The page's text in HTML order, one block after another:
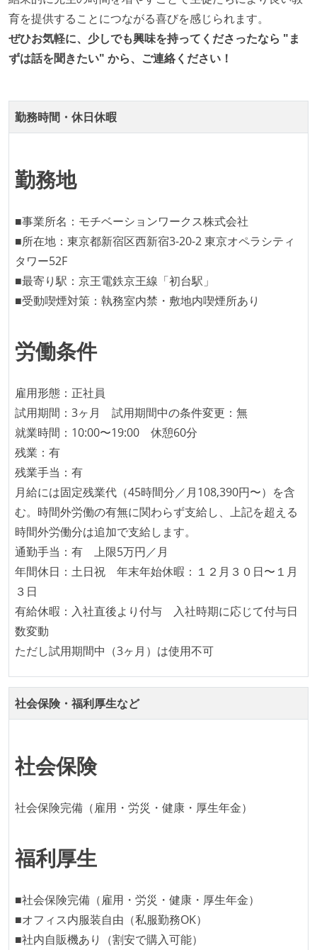
育を提供することにつながる喜びを感じられます。
ぜひお気軽に、少しでも興味を持ってくださったなら "ま
ずは話を聞きたい" から、ご連絡ください！
勤務時間・休日休暇
勤務地
■事業所名：モチベーションワークス株式会社
■所在地：東京都新宿区西新宿3-20-2 東京オペラシティ
タワー52F
■最寄り駅：京王電鉄京王線「初台駅」
■受動喫煙対策：執務室内禁・敷地内喫煙所あり
労働条件
雇用形態：正社員
試用期間：3ヶ月 試用期間中の条件変更：無
就業時間：10:00〜19:00 休憩60分
残業：有
残業手当：有
月給には固定残業代（45時間分／月108,390円〜）を含
む。時間外労働の有無に関わらず支給し、上記を超える
時間外労働分は追加で支給します。
通勤手当：有 上限5万円／月
年間休日：土日祝 年末年始休暇：１２月３０日〜１月
３日
有給休暇：入社直後より付与 入社時期に応じて付与日
数変動
ただし試用期間中（3ヶ月）は使用不可
社会保険・福利厚生など
社会保険
社会保険完備（雇用・労災・健康・厚生年金）
福利厚生
■社会保険完備（雇用・労災・健康・厚生年金）
■オフィス内服装自由（私服勤務OK）
■社内自販機あり（割安で購入可能）